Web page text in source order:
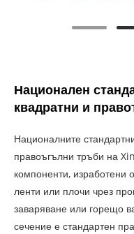
Национален
квадратни и
Националните
правоъгълни тръби на
компоненти, изработени
ленти или плочи чрез
заваряване или горещо
сечение е стандартен